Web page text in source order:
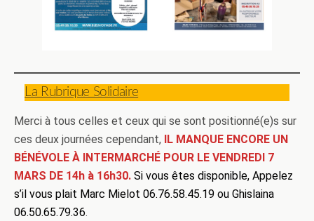
La Rubrique Solidaire
Merci à tous celles et ceux qui se sont positionné(e)s sur
ces deux journées cependant, IL MANQUE ENCORE UN
BÉNÉVOLE À INTERMARCHÉ POUR LE VENDREDI 7
MARS DE 14h à 16h30. Si vous êtes disponible, Appelez
s’il vous plait Marc Mielot 06.76.58.45.19 ou Ghislaina
06.50.65.79.36.